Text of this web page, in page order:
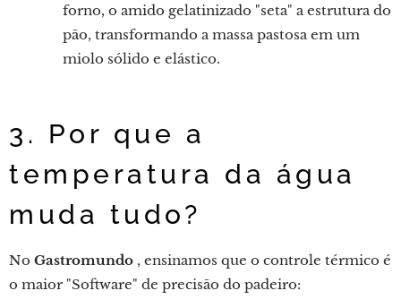
forno, o amido gelatinizado "seta" a estrutura do
pão, transformando a massa pastosa em um
miolo sólido e elástico.
3. Por que a
temperatura da água
muda tudo?
No Gastromundo , ensinamos que o controle térmico é
o maior "Software" de precisão do padeiro: